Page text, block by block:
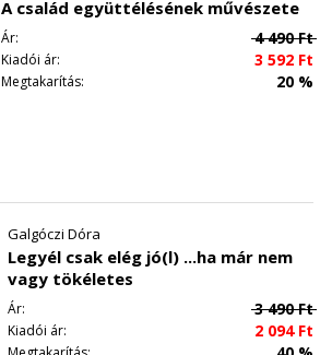
A család együttélésének művészete
Ár: 4 490Ft
Kiadói ár: 3 592 Ft
Megtakarítás: 20 %
Galgóczi Dóra
Legyél csak elég jó(l) ...ha már nem
vagy tökéletes
Ár: 3 490Ft
Kiadói ár: 2 094Ft